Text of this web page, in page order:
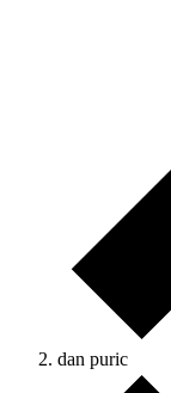
dan puric